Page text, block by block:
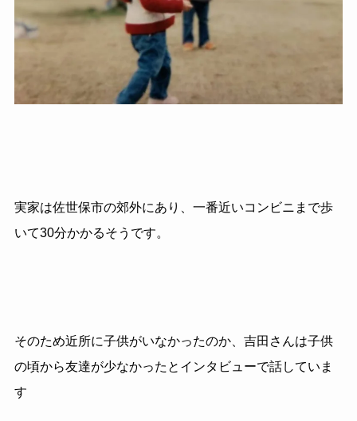
実家は佐世保市の郊外にあり、一番近いコンビニまで歩
いて30分かかるそうです。
そのため近所に子供がいなかったのか、吉田さんは子供
の頃から友達が少なかったとインタビューで話していま
す